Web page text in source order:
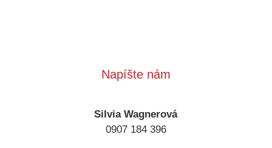
Napíšte nám
Silvia Wagnerová
0907 184 396